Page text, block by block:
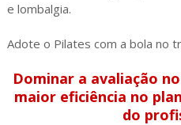
e lombalgia.
Adote o Pilates com a bola no
Dominar a avaliação
maior eficiência no
do